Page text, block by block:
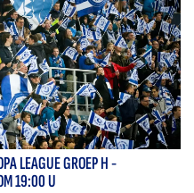
LEAGUE GROEP H-
19:00 U